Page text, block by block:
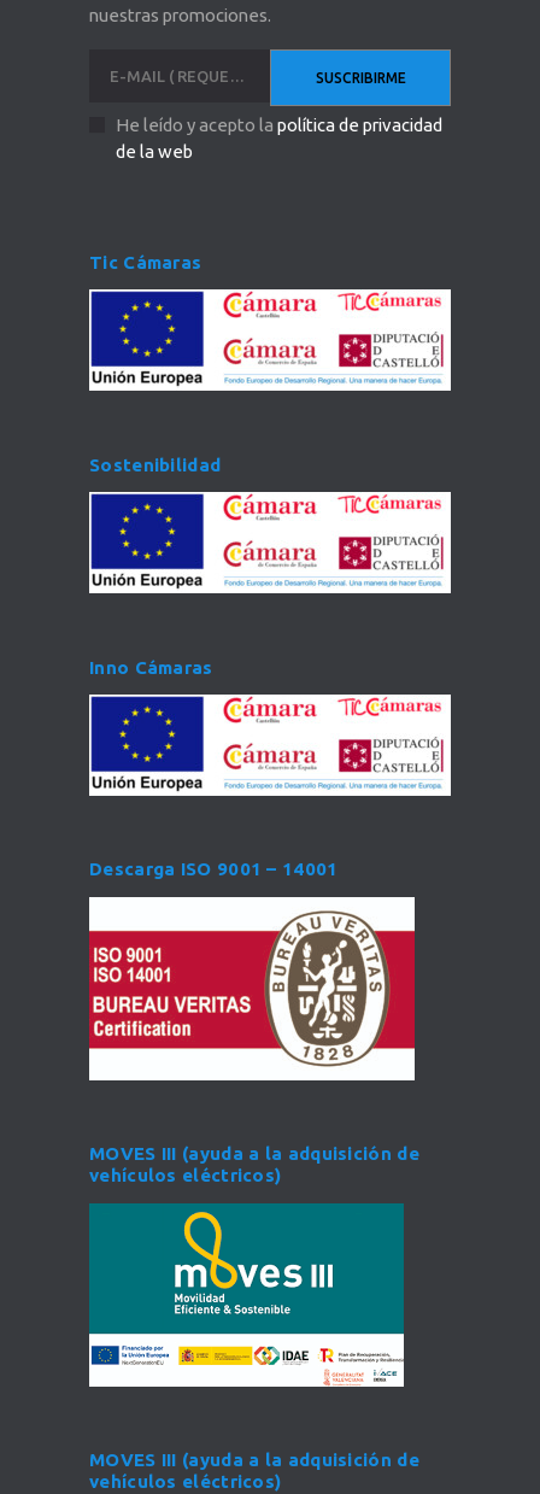
nuestras promociones.
He leído y acepto lapolítica de privacidad
de la web
Tic Cámaras
Sostenibilidad
Inno Cámaras
Descarga ISO 9001 – 14001
MOVES III (ayuda a la adquisición de
vehículos eléctricos)
MOVES III (ayuda a la adquisición de
vehículos eléctricos)